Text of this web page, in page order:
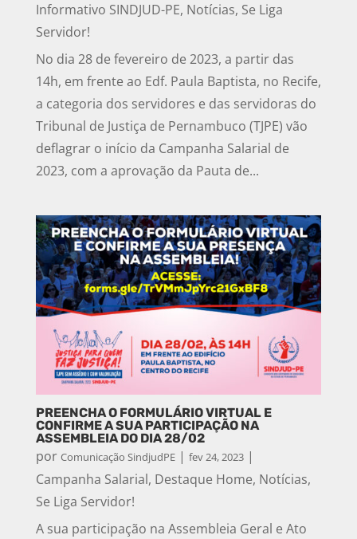
Informativo SINDJUD-PE, Notícias, Se Liga
Servidor!
No dia 28 de fevereiro de 2023, a partir das
14h, em frente ao Edf. Paula Baptista, no Recife,
a categoria dos servidores e das servidoras do
Tribunal de Justiça de Pernambuco (TJPE) vão
deflagrar o início da Campanha Salarial de
2023, com a aprovação da Pauta de...
PREENCHA O FORMULÁRIO VIRTUAL E
CONFIRME A SUA PARTICIPAÇÃO NA
ASSEMBLEIA DO DIA 28/02
por Comunicação SindjudPE| fev 24, 2023|
Campanha Salarial, Destaque Home, Notícias,
Se Liga Servidor!
A sua participação na Assembleia Geral e Ato